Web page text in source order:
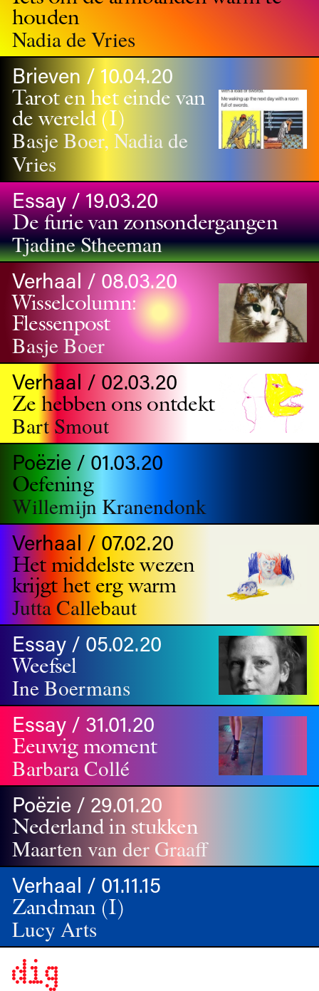
houden
Nadia de Vries
Brieven / 10.04.20
Tarot en het einde van
de wereld (I)
Basje Boer, Nadia de
Vries
Essay / 19.03.20
De furie van zonsondergangen
Tjadine Stheeman
Verhaal / 08.03.20
Wisselcolumn:
Flessenpost
Basje Boer
Verhaal / 02.03.20
Ze hebben ons ontdekt
Bart Smout
Poëzie / 01.03.20
Oefening
Willemijn Kranendonk
Verhaal / 07.02.20
Het middelste wezen
krijgt het erg warm
Jutta Callebaut
Essay / 05.02.20
Weefsel
Ine Boermans
Essay / 31.01.20
Eeuwig moment
Barbara Collé
Poëzie / 29.01.20
Nederland in stukken
Maarten van der Graaff
Verhaal / 01.11.15
Zandman (I)
Lucy Arts